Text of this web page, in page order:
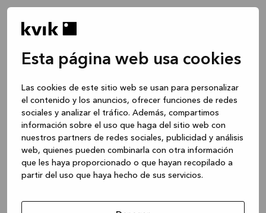
Esta página web usa cookies
Las cookies de este sitio web se usan para personalizar
el contenido y los anuncios, ofrecer funciones de redes
sociales y analizar el tráfico. Además, compartimos
información sobre el uso que haga del sitio web con
nuestros partners de redes sociales, publicidad y análisis
web, quienes pueden combinarla con otra información
que les haya proporcionado o que hayan recopilado a
partir del uso que haya hecho de sus servicios.